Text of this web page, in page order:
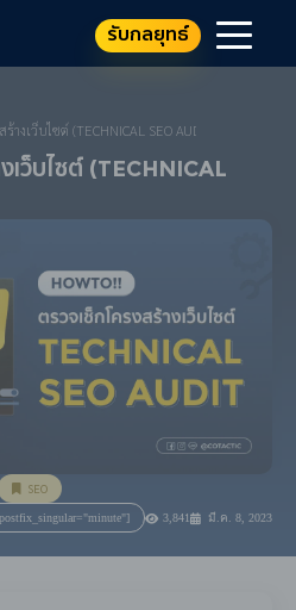
รับกลยุทธ์
งเว็บไซต์ (TECHNICAL SEO AUDIT)
งเว็บไซต์ (Technical
SEO
3,841 มี.ค. 8, 2023